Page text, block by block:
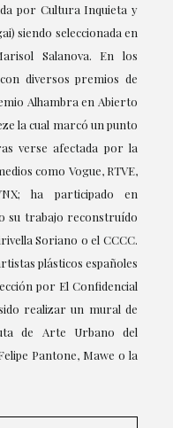
por Cultura Inquieta y
siendo seleccionada en
Salanova. En los
diversos premios de
Alhambra en Abierto
la cual marcó un punto
verse afectada por la
como Vogue, RTVE,
ha participado en
su trabajo reconstruído
Soriano o el CCCC.
plásticos españoles
por El Confidencial
realizar un mural de
de Arte Urbano del
Pantone, Mawe o la